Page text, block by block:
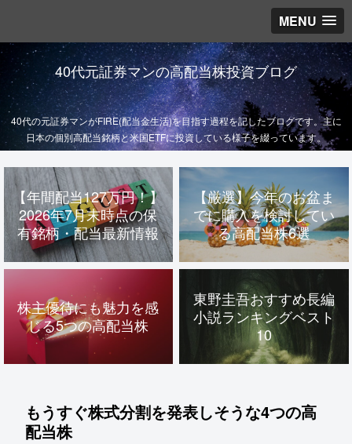
MENU
40代元証券マンの高配当株投資ブログ
40代の元証券マンがFIRE(配当金生活)を目指す過程を記したブログです。主に
日本の個別高配当銘柄と米国ETFに投資している様子を綴っています。
【年間配当127万円！】
2026年7月末時点の保
有銘柄・配当最新情報
【厳選】今年のお盆ま
でに購入を検討してい
る高配当株6選
株主優待にも魅力を感
じる5つの高配当株
東野圭吾おすすめ長編
小説ランキングベスト
10
もうすぐ株式分割を発表しそうな4つの高
配当株